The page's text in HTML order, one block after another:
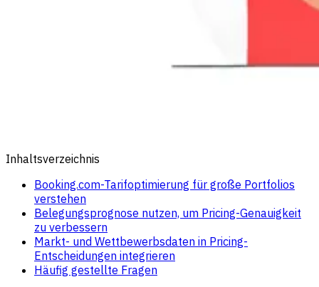
Inhaltsverzeichnis
Booking.com-Tarifoptimierung für große Portfolios
verstehen
Belegungsprognose nutzen, um Pricing-Genauigkeit
zu verbessern
Markt- und Wettbewerbsdaten in Pricing-
Entscheidungen integrieren
Häufig gestellte Fragen